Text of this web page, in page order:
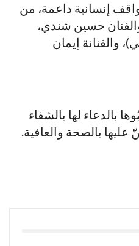
إنسانية داعمة، من
والفنان حسين شندي،
والفنانة إيمان
بالدعاء لها بالشفاء
عليها بالصحة والعافية.